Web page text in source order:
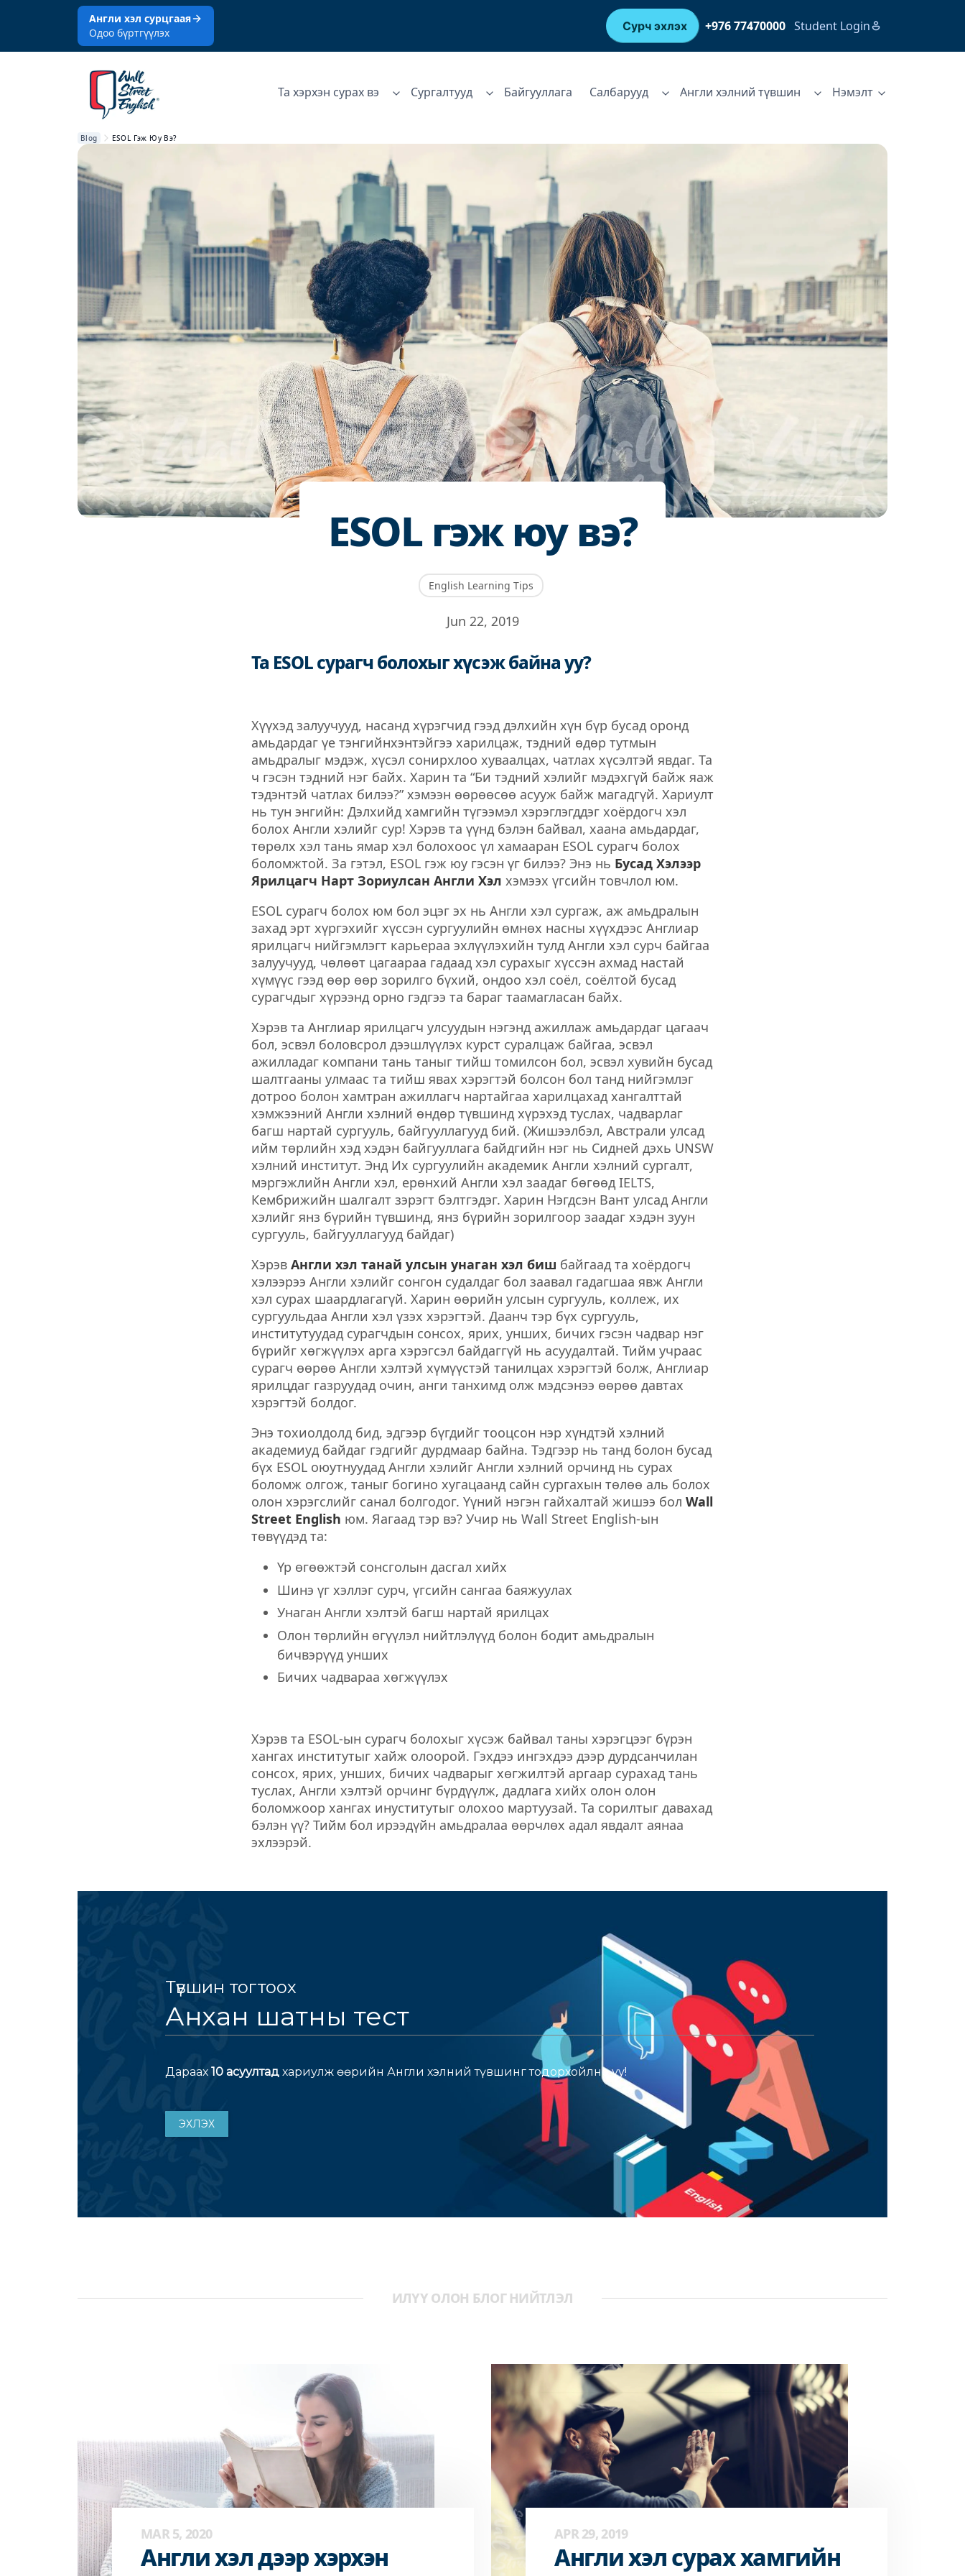
Англи хэл сурцгаая
Одоо бүртгүүлэх
Сурч эхлэх +976 77470000 Student Login
Та хэрхэн сурах вэ Сургалтууд Байгууллага Салбарууд Англи хэлний түвшин Нэмэлт
Blog ESOL Гэж Юу Вэ?
ESOL гэж юу вэ?
English Learning Tips
Jun 22, 2019
Та ESOL сурагч болохыг хүсэж байна уу?
Хүүхэд залуучууд, насанд хүрэгчид гээд дэлхийн хүн бүр бусад оронд
амьдардаг үе тэнгийнхэнтэйгээ харилцаж, тэдний өдөр тутмын
амьдралыг мэдэж, хүсэл сонирхлоо хуваалцах, чатлах хүсэлтэй явдаг. Та
ч гэсэн тэдний нэг байх. Харин та “Би тэдний хэлийг мэдэхгүй байж яаж
тэдэнтэй чатлах билээ?” хэмээн өөрөөсөө асууж байж магадгүй. Хариулт
нь тун энгийн: Дэлхийд хамгийн түгээмэл хэрэглэгддэг хоёрдогч хэл
болох Англи хэлийг сур! Хэрэв та үүнд бэлэн байвал, хаана амьдардаг,
төрөлх хэл тань ямар хэл болохоос үл хамааран ESOL сурагч болох
боломжтой. За гэтэл, ESOL гэж юу гэсэн үг билээ? Энэ нь Бусад Хэлээр
Ярилцагч Нарт Зориулсан Англи Хэл хэмээх үгсийн товчлол юм.
ESOL сурагч болох юм бол эцэг эх нь Англи хэл сургаж, аж амьдралын
захад эрт хүргэхийг хүссэн сургуулийн өмнөх насны хүүхдээс Англиар
ярилцагч нийгэмлэгт карьераа эхлүүлэхийн тулд Англи хэл сурч байгаа
залуучууд, чөлөөт цагаараа гадаад хэл сурахыг хүссэн ахмад настай
хүмүүс гээд өөр өөр зорилго бүхий, ондоо хэл соёл, соёлтой бусад
сурагчдыг хүрээнд орно гэдгээ та бараг таамагласан байх.
Хэрэв та Англиар ярилцагч улсуудын нэгэнд ажиллаж амьдардаг цагаач
бол, эсвэл боловсрол дээшлүүлэх курст суралцаж байгаа, эсвэл
ажилладаг компани тань таныг тийш томилсон бол, эсвэл хувийн бусад
шалтгааны улмаас та тийш явах хэрэгтэй болсон бол танд нийгэмлэг
дотроо болон хамтран ажиллагч нартайгаа харилцахад хангалттай
хэмжээний Англи хэлний өндөр түвшинд хүрэхэд туслах, чадварлаг
багш нартай сургууль, байгууллагууд бий. (Жишээлбэл, Австрали улсад
ийм төрлийн хэд хэдэн байгууллага байдгийн нэг нь Сидней дэхь UNSW
хэлний институт. Энд Их сургуулийн академик Англи хэлний сургалт,
мэргэжлийн Англи хэл, ерөнхий Англи хэл заадаг бөгөөд IELTS,
Кембрижийн шалгалт зэрэгт бэлтгэдэг. Харин Нэгдсэн Вант улсад Англи
хэлийг янз бүрийн түвшинд, янз бүрийн зорилгоор заадаг хэдэн зуун
сургууль, байгууллагууд байдаг)
Хэрэв Англи хэл танай улсын унаган хэл биш байгаад та хоёрдогч
хэлээрээ Англи хэлийг сонгон судалдаг бол заавал гадагшаа явж Англи
хэл сурах шаардлагагүй. Харин өөрийн улсын сургууль, коллеж, их
сургуульдаа Англи хэл үзэх хэрэгтэй. Даанч тэр бүх сургууль,
институтуудад сурагчдын сонсох, ярих, унших, бичих гэсэн чадвар нэг
бүрийг хөгжүүлэх арга хэрэгсэл байдаггүй нь асуудалтай. Тийм учраас
сурагч өөpөө Англи хэлтэй хүмүүстэй танилцах хэрэгтэй болж, Англиар
ярилцдаг газруудад очин, анги танхимд олж мэдсэнээ өөрөө давтах
хэрэгтэй болдог.
Энэ тохиолдолд бид, эдгээр бүгдийг тооцсон нэр хүндтэй хэлний
академиуд байдаг гэдгийг дурдмаар байна. Тэдгээр нь танд болон бусад
бүх ESOL оюутнуудад Англи хэлийг Англи хэлний орчинд нь сурах
боломж олгож, таныг богино хугацаанд сайн сургахын төлөө аль болох
олон хэрэгслийг санал болгодог. Үүний нэгэн гайхалтай жишээ бол Wall
Street English юм. Яагаад тэр вэ? Учир нь Wall Street English-ын
төвүүдэд та:
Үр өгөөжтэй сонсголын дасгал хийх
Шинэ үг хэллэг сурч, үгсийн сангаа баяжуулах
Унаган Англи хэлтэй багш нартай ярилцах
Олон төрлийн өгүүлэл нийтлэлүүд болон бодит амьдралын
бичвэрүүд унших
Бичих чадвараа хөгжүүлэх
Хэрэв та ESOL-ын сурагч болохыг хүсэж байвал таны хэрэгцээг бүрэн
хангах институтыг хайж олоорой. Гэхдээ ингэхдээ дээр дурдсанчилан
сонсох, ярих, унших, бичих чадварыг хөгжилтэй аргаар сурахад тань
туслах, Англи хэлтэй орчинг бүрдүүлж, дадлага хийх олон олон
боломжоор хангах инуститутыг олохоо мартуузай. Та сорилтыг давахад
бэлэн үү? Тийм бол ирээдүйн амьдралаа өөрчлөх адал явдалт аянаа
эхлээрэй.
ИЛҮҮ ОЛОН БЛОГ НИЙТЛЭЛ
MAR 5, 2020
Англи хэл дээр хэрхэн
APR 29, 2019
Англи хэл сурах хамгийн